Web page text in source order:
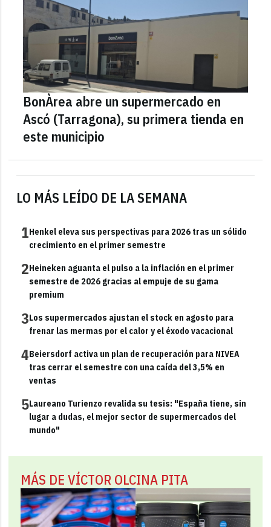
LO MÁS LEÍDO DE LA SEMANA
1Henkel eleva sus perspectivas para 2026 tras un sólido
crecimiento en el primer semestre
2Heineken aguanta el pulso a la inflación en el primer
semestre de 2026 gracias al empuje de su gama
premium
3Los supermercados ajustan el stock en agosto para
frenar las mermas por el calor y el éxodo vacacional
4Beiersdorf activa un plan de recuperación para NIVEA
tras cerrar el semestre con una caída del 3,5% en
ventas
5Laureano Turienzo revalida su tesis: "España tiene, sin
lugar a dudas, el mejor sector de supermercados del
mundo"
MÁS DE VÍCTOR OLCINA PITA
BonÀrea abre un supermercado en
Ascó (Tarragona), su primera tienda en
este municipio